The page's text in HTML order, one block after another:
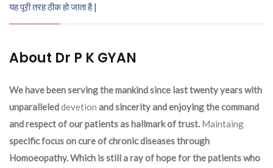
यह पूरी तरह ठीक हो जाता है |
About Dr P K GYAN
We have been serving the mankind since last twenty years with
unparalleleddevetion and sincerity and enjoying the command
and respect of our patients as hallmark of trust. Maintaing
specific focus on cure of chronic diseases through
Homoeopathy. Which is still a ray of hope for the patients who